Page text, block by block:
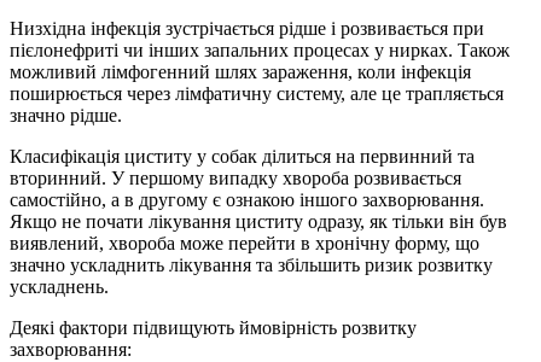
Низхідна інфекція зустрічається рідше і розвивається при
пієлонефриті чи інших запальних процесах у нирках. Також
можливий лімфогенний шлях зараження, коли інфекція
поширюється через лімфатичну систему, але це трапляється
значно рідше.
Класифікація циститу у собак ділиться на первинний та
вторинний. У першому випадку хвороба розвивається
самостійно, а в другому є ознакою іншого захворювання.
Якщо не почати лікування циститу одразу, як тільки він був
виявлений, хвороба може перейти в хронічну форму, що
значно ускладнить лікування та збільшить ризик розвитку
ускладнень.
Деякі фактори підвищують ймовірність розвитку
захворювання: